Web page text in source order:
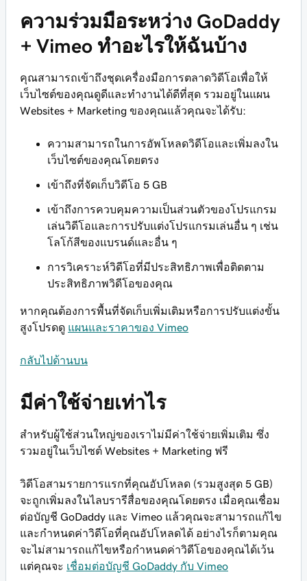
ความร่วมมือระหว่าง GoDaddy
+ Vimeo ทำอะไรให้ฉันบ้าง
คุณสามารถเข้าถึงชุดเครื่องมือการตลาดวิดีโอเพื่อให้
เว็บไซต์ของคุณดูดีและทำงานได้ดีที่สุด รวมอยู่ในแผน
Websites + Marketing ของคุณแล้วคุณจะได้รับ:
ความสามารถในการอัพโหลดวิดีโอและเพิ่มลงใน
เว็บไซต์ของคุณโดยตรง
เข้าถึงที่จัดเก็บวิดีโอ 5 GB
เข้าถึงการควบคุมความเป็นส่วนตัวของโปรแกรม
เล่นวิดีโอและการปรับแต่งโปรแกรมเล่นอื่น ๆ เช่น
โลโก้สีของแบรนด์และอื่น ๆ
การวิเคราะห์วิดีโอที่มีประสิทธิภาพเพื่อติดตาม
ประสิทธิภาพวิดีโอของคุณ
หากคุณต้องการพื้นที่จัดเก็บเพิ่มเติมหรือการปรับแต่งขั้น
สูงโปรดดู แผนและราคาของ Vimeo
กลับไปด้านบน
มีค่าใช้จ่ายเท่าไร
สำหรับผู้ใช้ส่วนใหญ่ของเราไม่มีค่าใช้จ่ายเพิ่มเติม ซึ่ง
รวมอยู่ในเว็บไซต์ Websites + Marketing ฟรี
วิดีโอสามรายการแรกที่คุณอัปโหลด (รวมสูงสุด 5 GB)
จะถูกเพิ่มลงในไลบรารีสื่อของคุณโดยตรง เมื่อคุณเชื่อม
ต่อบัญชี GoDaddy และ Vimeo แล้วคุณจะสามารถแก้ไข
และกำหนดค่าวิดีโอที่คุณอัปโหลดได้ อย่างไรก็ตามคุณ
จะไม่สามารถแก้ไขหรือกำหนดค่าวิดีโอของคุณได้เว้น
แต่คุณจะ เชื่อมต่อบัญชี GoDaddy กับ Vimeo